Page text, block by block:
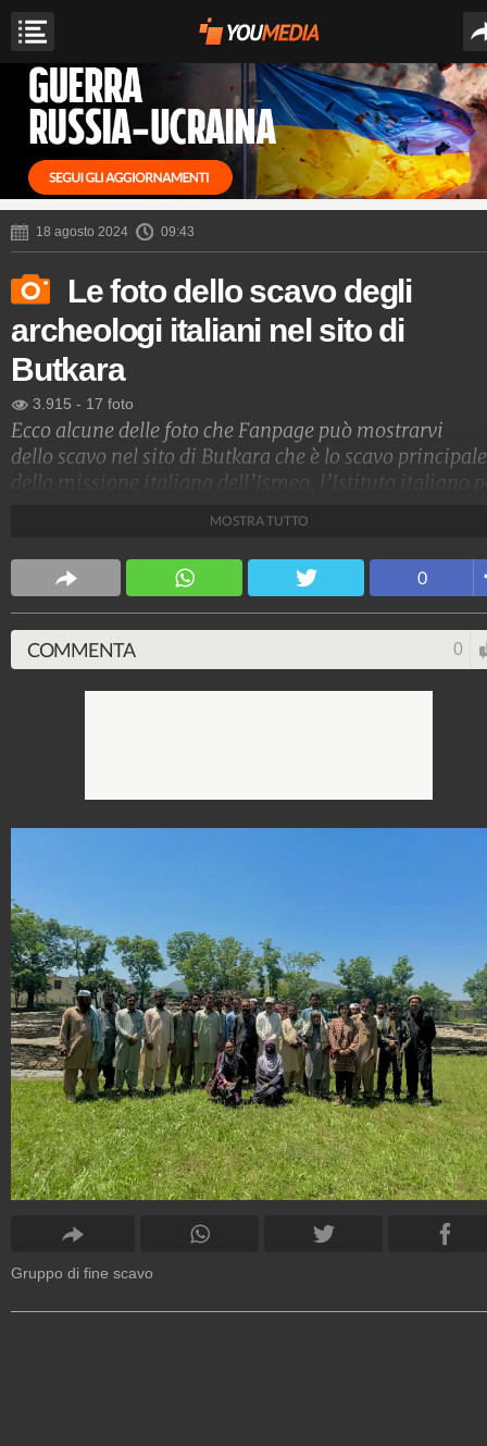
18 agosto 2024 09:43
Le foto dello scavo degli
archeologi italiani nel sito di
Butkara
3.915 - 17 foto
Ecco alcune delle foto che Fanpage può mostrarvi
dello scavo nel sito di Butkara che è lo scavo principale
della missione italiana dell’Ismeo, l’Istituto italiano
Venezia.
30.580.080-55 video-1.577 foto
MOSTRA TUTTO
0
COMMENTA 0
Gruppo di fine scavo